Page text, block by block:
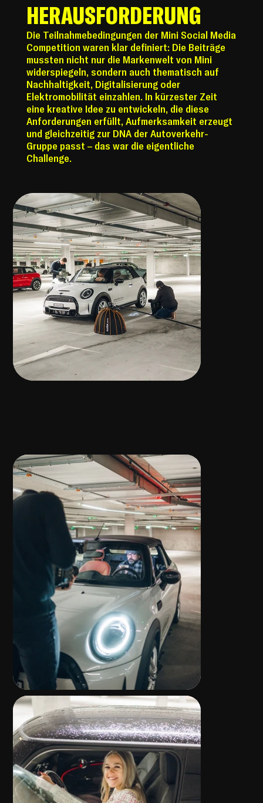
HERAUSFORDERUNG
Die Teilnahmebedingungen der Mini Social Media
Competition waren klar definiert: Die Beiträge
mussten nicht nur die Markenwelt von Mini
widerspiegeln, sondern auch thematisch auf
Nachhaltigkeit, Digitalisierung oder
Elektromobilität einzahlen. In kürzester Zeit
eine kreative Idee zu entwickeln, die diese
Anforderungen erfüllt, Aufmerksamkeit erzeugt
und gleichzeitig zur DNA der Autoverkehr-
Gruppe passt – das war die eigentliche
Challenge.